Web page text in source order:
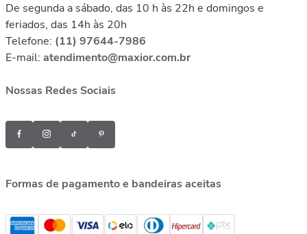
De segunda a sábado, das 10 h às 22h e domingos e
feriados, das 14h às 20h
Telefone: (11) 97644-7986
E-mail: atendimento@maxior.com.br
Nossas Redes Sociais
Formas de pagamento e bandeiras aceitas